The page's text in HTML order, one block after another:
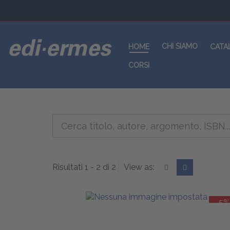
HOME CHI SIAMO
CORSI
Risultati 1 - 2 di 2 View as:
-5%